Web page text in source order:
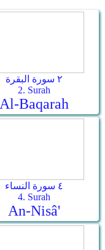
٢ سورة البقرة
2. Surah
Al-Baqarah
٤ سورة النساء
4. Surah
An-Nisâ'